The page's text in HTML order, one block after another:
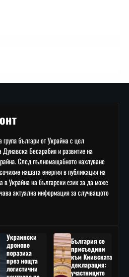
българи от Украйна с цел
Дунавска Бесарабия и развитие на
След пълномащабното нахлуване
нашата енергия в публикация на
в Украйна на български език за да може
актуална информация за случващото
Украински
дронове
поразиха
през нощта
логистични
България се
присъедини
към Киивската
декларация:
участниците